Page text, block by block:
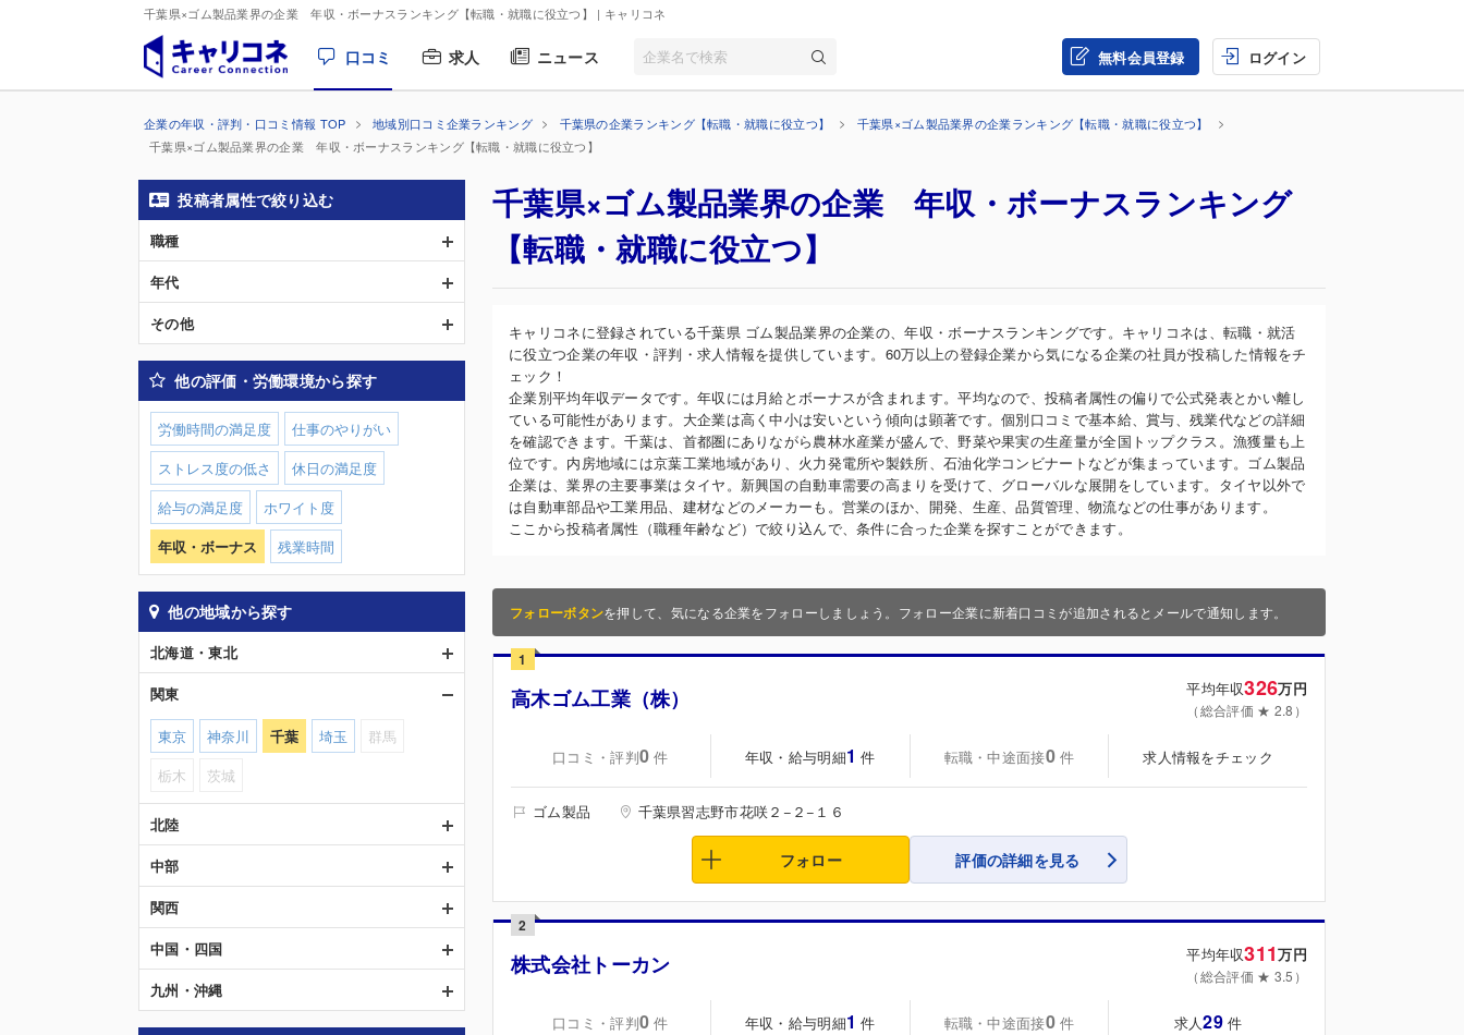
千葉県×ゴム製品業界の企業 年収・ボーナスランキング【転職・就職に役立つ】 | キャリコネ
口コミ 求人 ニュース 無料会員登録 ログイン
企業の年収・評判・口コミ情報 TOP 地域別口コミ企業ランキング 千葉県の企業ランキング【転職・就職に役立つ】
千葉県×ゴム製品業界の企業ランキング【転職・就職に役立つ】
千葉県×ゴム製品業界の企業 年収・ボーナスランキング【転職・就職に役立つ】
千葉県×ゴム製品業界の企業 年収・ボーナスランキング
【転職・就職に役立つ】
キャリコネに登録されている千葉県 ゴム製品業界の企業の、年収・ボーナスランキングです。キャリコネは、転職・就活
に役立つ企業の年収・評判・求人情報を提供しています。60万以上の登録企業から気になる企業の社員が投稿した情報をチ
ェック！
企業別平均年収データです。年収には月給とボーナスが含まれます。平均なので、投稿者属性の偏りで公式発表とかい離し
ている可能性があります。大企業は高く中小は安いという傾向は顕著です。個別口コミで基本給、賞与、残業代などの詳細
を確認できます。千葉は、首都圏にありながら農林水産業が盛んで、野菜や果実の生産量が全国トップクラス。漁獲量も上
位です。内房地域には京葉工業地域があり、火力発電所や製鉄所、石油化学コンビナートなどが集まっています。ゴム製品
企業は、業界の主要事業はタイヤ。新興国の自動車需要の高まりを受けて、グローバルな展開をしています。タイヤ以外で
は自動車部品や工業用品、建材などのメーカーも。営業のほか、開発、生産、品質管理、物流などの仕事があります。
ここから投稿者属性（職種年齢など）で絞り込んで、条件に合った企業を探すことができます。
フォローボタンを押して、気になる企業をフォローしましょう。フォロー企業に新着口コミが追加されるとメールで通知します。
1
高木ゴム工業（株） 平均年収326万円
（総合評価 ★ 2.8）
口コミ・評判0 件 年収・給与明細1 件 転職・中途面接0 件 求人情報をチェック
ゴム製品 千葉県習志野市花咲２−２−１６
フォロー 評価の詳細を見る
2
株式会社トーカン 平均年収311万円
（総合評価 ★ 3.5）
口コミ・評判0 件 年収・給与明細1 件 転職・中途面接0 件 求人29 件
投稿者属性で絞り込む
職種
年代
その他
他の評価・労働環境から探す
労働時間の満足度
仕事のやりがい
ストレス度の低さ
休日の満足度
給与の満足度
ホワイト度
年収・ボーナス
残業時間
他の地域から探す
北海道・東北
関東
東京 神奈川 千葉 埼玉
群馬
栃木
茨城
北陸
中部
関西
中国・四国
九州・沖縄